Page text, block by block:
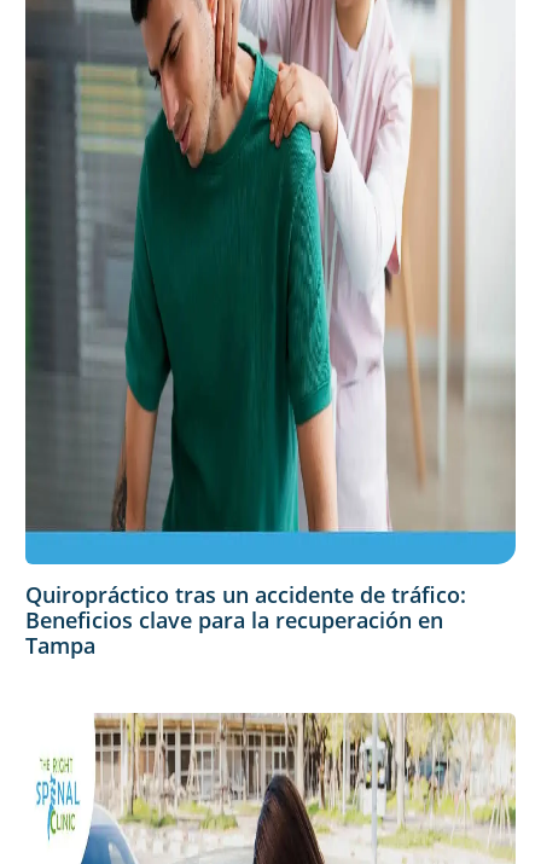
Quiropráctico tras un accidente de tráfico:
Beneficios clave para la recuperación en
Tampa